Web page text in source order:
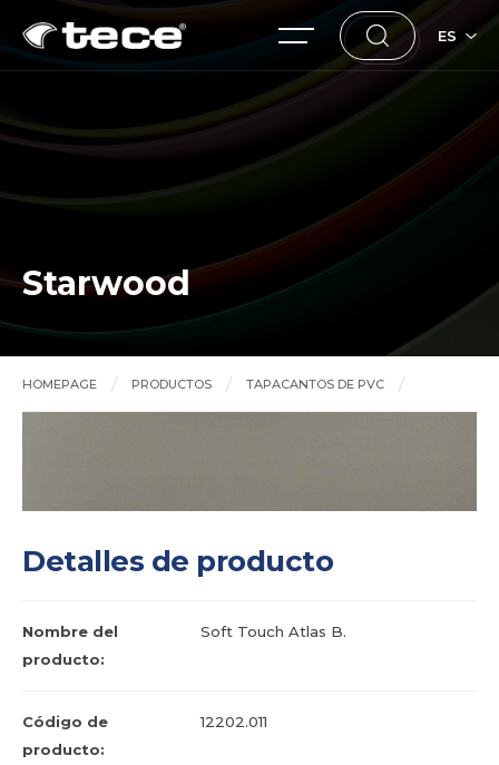
ES
Starwood
HOMEPAGE PRODUCTOS TAPACANTOS DE PVC
Detalles de producto
Nombre del
producto:
Soft Touch Atlas B.
Código de
producto:
12202.011